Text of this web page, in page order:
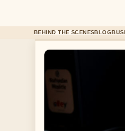
BEHIND THE SCENESBLOG